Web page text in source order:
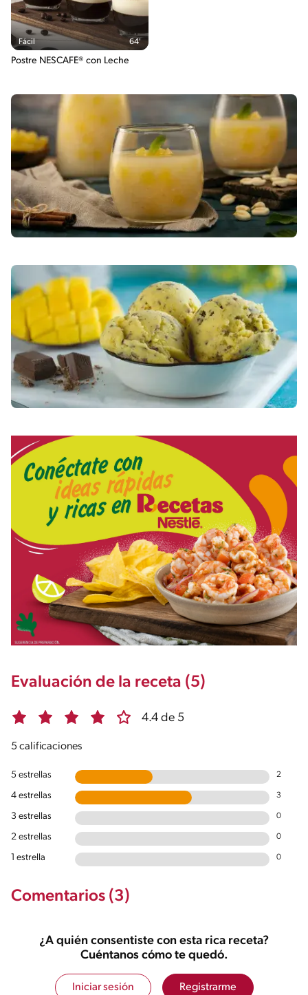
Fácil 64'
Postre NESCAFÉ® con Leche
Evaluación de la receta (5)
4.4 de 5
5 calificaciones
5 estrellas 2
4 estrellas 3
3 estrellas 0
2 estrellas 0
1 estrella 0
Comentarios (3)
¿A quién consentiste con esta rica receta?
Cuéntanos cómo te quedó.
Iniciar sesión Registrarme